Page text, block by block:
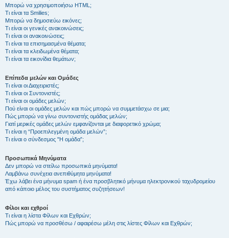
Μπορώ να χρησιμοποιήσω HTML;
Τι είναι τα Smilies;
Μπορώ να δημοσιεύω εικόνες;
Τι είναι οι γενικές ανακοινώσεις;
Τι είναι οι ανακοινώσεις;
Τι είναι τα επισημασμένα θέματα;
Τι είναι τα κλειδωμένα θέματα;
Τι είναι τα εικονίδια θεμάτων;
Επίπεδα μελών και Ομάδες
Τι είναι οι Διαχειριστές;
Τι είναι οι Συντονιστές;
Τι είναι οι ομάδες μελών;
Πού είναι οι ομάδες μελών και πώς μπορώ να συμμετάσχω σε μια;
Πώς μπορώ να γίνω συντονιστής ομάδας μελών;
Γιατί μερικές ομάδες μελών εμφανίζονται με διαφορετικό χρώμα;
Τι είναι η “Προεπιλεγμένη ομάδα μελών”;
Τι είναι ο σύνδεσμος "Η ομάδα”;
Προσωπικά Μηνύματα
Δεν μπορώ να στείλω προσωπικά μηνύματα!
Λαμβάνω συνέχεια ανεπιθύμητα μηνύματα!
Έχω λάβει ένα μήνυμα spam ή ένα προσβλητικό μήνυμα ηλεκτρονικού ταχυδρομείου
από κάποιο μέλος του συστήματος συζητήσεων!
Φίλοι και εχθροί
Τι είναι η λίστα Φίλων και Εχθρών;
Πώς μπορώ να προσθέσω / αφαιρέσω μέλη στις λίστες Φίλων και Εχθρών;